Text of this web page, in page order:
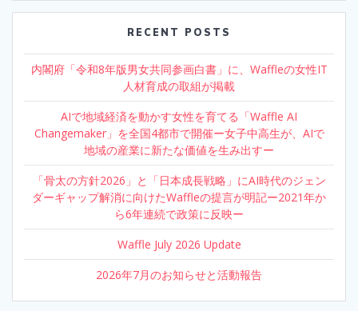
RECENT POSTS
内閣府「令和8年版男女共同参画白書」に、Waffleの女性IT
人材育成の取組が掲載
AIで地域経済を動かす女性を育てる「Waffle AI
Changemaker」を全国4都市で開催ー女子中高生が、AIで
地域の産業に新たな価値を生み出すー
「骨太の方針2026」と「日本成長戦略」にAI時代のジェン
ダーギャップ解消に向けたWaffleの提言が明記ー2021年か
ら6年連続で政策に反映ー
Waffle July 2026 Update
2026年7月のお知らせと活動報告